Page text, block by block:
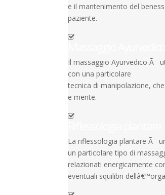
e il mantenimento del
paziente.
Il massaggio Ayurvedico Ã¨
con una particolare
tecnica di manipolazione,
e mente.
La riflessologia plantare Ã¨
un particolare tipo di
relazionati energicamente
eventuali squilibri